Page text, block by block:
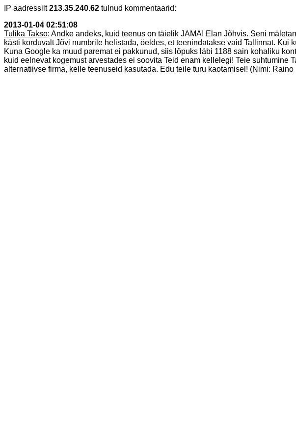
IP aadressilt213.35.240.62 tulnud kommentaarid:
2013-01-04 02:51:08
Tulika Takso: Andke andeks, kuid teenus on täielik JAMA! Elan Jõhvis. Seni
kästi korduvalt Jõvi numbrile helistada, öeldes, et teenindatakse vaid Tallinnat.
Kuna Google ka muud paremat ei pakkunud, siis lõpuks läbi 1188 sain kohaliku
kuid eelnevat kogemust arvestades ei soovita Teid enam kellelegi! Teie
alternatiivse firma, kelle teenuseid kasutada. Edu teile turu kaotamisel! (Nimi: Raino